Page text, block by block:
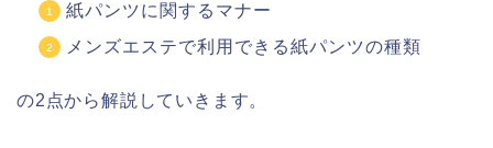
紙パンツに関するマナー
メンズエステで利用できる紙パンツの種類
の2点から解説していきます。